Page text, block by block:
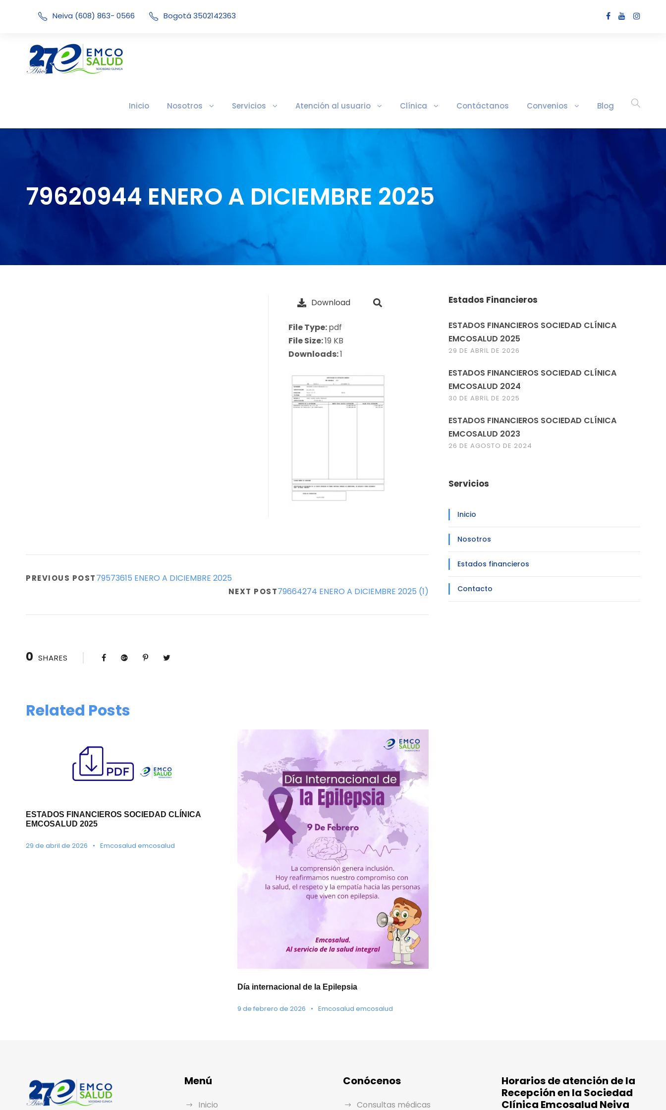
Neiva (608) 863- 0566 Bogotá 3502142363
Inicio Nosotros Servicios Atención al usuario Clínica Contáctanos Convenios Blog
79620944 ENERO A DICIEMBRE 2025
Download
File Type:pdf
File Size:19 KB
Downloads:1
PREVIOUS POST79573615 ENERO A DICIEMBRE 2025
NEXT POST79664274 ENERO A DICIEMBRE 2025 (1)
0 SHARES
Related Posts
ESTADOS FINANCIEROS SOCIEDAD CLÍNICA
EMCOSALUD 2025
29 de abril de 2026 • Emcosalud emcosalud
Día internacional de la Epilepsia
9 de febrero de 2026 • Emcosalud emcosalud
Estados Financieros
ESTADOS FINANCIEROS SOCIEDAD CLÍNICA
EMCOSALUD 2025
29 DE ABRIL DE 2026
ESTADOS FINANCIEROS SOCIEDAD CLÍNICA
EMCOSALUD 2024
30 DE ABRIL DE 2025
ESTADOS FINANCIEROS SOCIEDAD CLÍNICA
EMCOSALUD 2023
26 DE AGOSTO DE 2024
Servicios
Inicio
Nosotros
Estados financieros
Contacto
Menú
Inicio
Conócenos
Consultas médicas
Horarios de atención de la
Recepción en la Sociedad
Clínica Emcosalud Neiva